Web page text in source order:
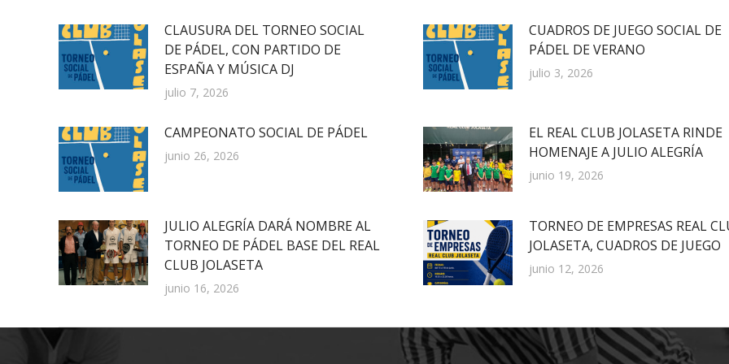
CLAUSURA DEL TORNEO SOCIAL
DE PÁDEL, CON PARTIDO DE
ESPAÑA Y MÚSICA DJ
julio 7, 2026
CUADROS DE JUEGO SOCIAL DE
PÁDEL DE VERANO
julio 3, 2026
CAMPEONATO SOCIAL DE PÁDEL
junio 26, 2026
EL REAL CLUB JOLASETA RINDE
HOMENAJE A JULIO ALEGRÍA
junio 19, 2026
JULIO ALEGRÍA DARÁ NOMBRE AL
TORNEO DE PÁDEL BASE DEL REAL
CLUB JOLASETA
junio 16, 2026
TORNEO DE EMPRESAS REAL
JOLASETA, CUADROS DE JUEGO
junio 12, 2026